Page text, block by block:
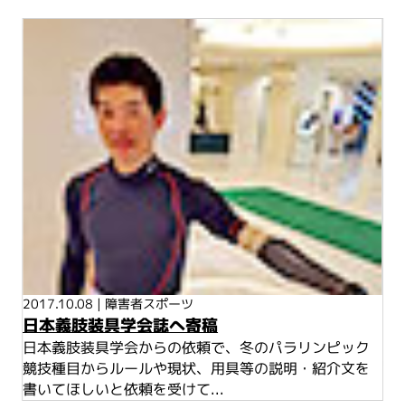
2017.10.08 | 障害者スポーツ
日本義肢装具学会誌へ寄稿
日本義肢装具学会からの依頼で、冬のパラリンピック
競技種目からルールや現状、用具等の説明・紹介文を
書いてほしいと依頼を受けて...